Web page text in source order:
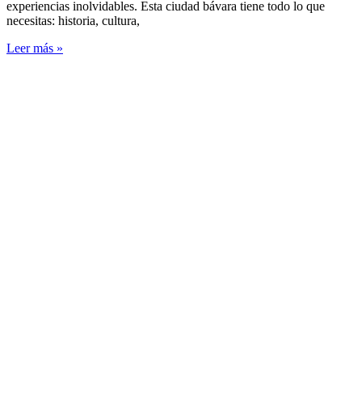
experiencias inolvidables. Esta ciudad bávara tiene todo lo que
necesitas: historia, cultura,
Leer más »